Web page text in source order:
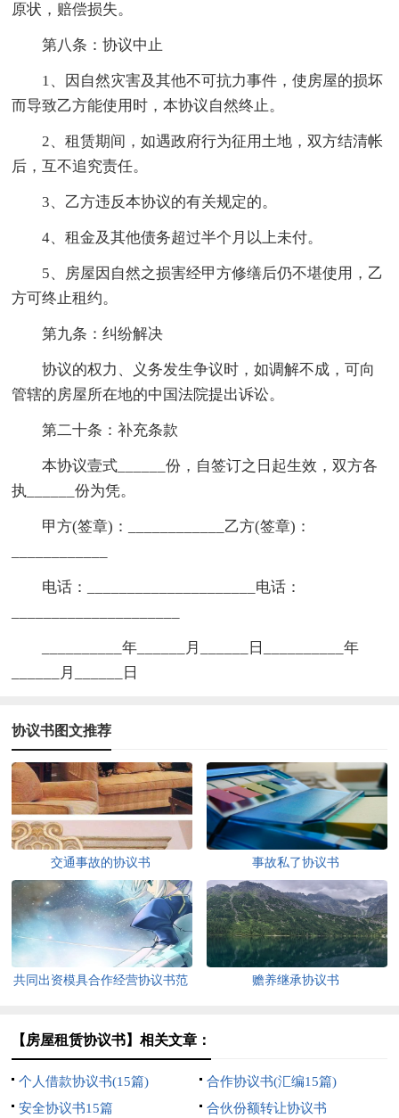
原状，赔偿损失。
第八条：协议中止
1、因自然灾害及其他不可抗力事件，使房屋的损坏
而导致乙方能使用时，本协议自然终止。
2、租赁期间，如遇政府行为征用土地，双方结清帐
后，互不追究责任。
3、乙方违反本协议的有关规定的。
4、租金及其他债务超过半个月以上未付。
5、房屋因自然之损害经甲方修缮后仍不堪使用，乙
方可终止租约。
第九条：纠纷解决
协议的权力、义务发生争议时，如调解不成，可向
管辖的房屋所在地的中国法院提出诉讼。
第二十条：补充条款
本协议壹式______份，自签订之日起生效，双方各
执______份为凭。
甲方(签章)：____________乙方(签章)：
电话：_____________________电话：
__________年______月______日__________年
______月______日
协议书图文推荐
交通事故的协议书 事故私了协议书
共同出资模具合作经营协议书范
赡养继承协议书
【房屋租赁协议书】相关文章：
个人借款协议书(15篇)
合作协议书(汇编15篇)
安全协议书15篇
合伙份额转让协议书